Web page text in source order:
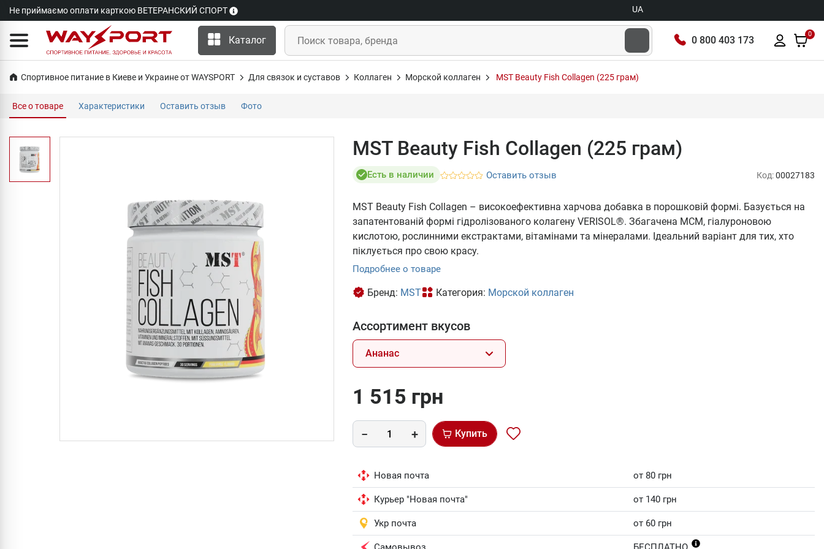
Не приймаємо оплати карткою ВЕТЕРАНСКИЙ СПОРТ UA
Каталог 0 800 403 173
0
Спортивное питание в Киеве и Украине от WAYSPORT Для связок и суставов Коллаген Морской коллаген MST Beauty Fish Collagen (225 грам)
Все о товаре Характеристики Оставить отзыв Фото
MST Beauty Fish Collagen (225 грам)
Есть в наличии Оставить отзыв Код:00027183
MST Beauty Fish Collagen – високоефективна харчова добавка в порошковій формі. Базується на
запатентованій формі гідролізованого колагену VERISOL®. Збагачена МСМ, гіалуроновою
кислотою, рослинними екстрактами, вітамінами та мінералами. Ідеальний варіант для тих, хто
піклується про свою красу.
Подробнее о товаре
Бренд: MST Категория: Морской коллаген
Ассортимент вкусов
Ананас
1 515 грн
Купить
Новая почта от 80 грн
Курьер "Новая почта" от 140 грн
Укр почта от 60 грн